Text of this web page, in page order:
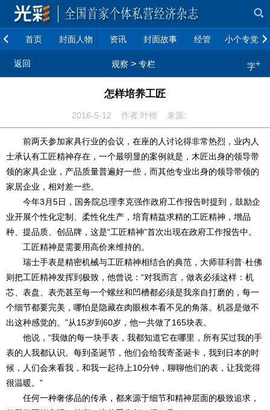
首页 封面人物 资讯 封面故事 经管 小个专党建
返回 观察 > 专栏 字+
怎样培养工匠
2016-5-12 作者:叶檀 来源:
前两天参加家具行业的会议，在座的人讨论得非常热烈，业内人
士承认有工匠精神存在，一个最明显的案例就是，木匠出身的领导带
领的家具企业，产品质量普遍好一些，而其他专业出身的领导带领的
家居企业，相对差一些。
今年3月5日，国务院总理李克强作政府工作报告时提到，鼓励企
业开展个性化定制、柔性化生产，培育精益求精的工匠精神，增品
种、提品质、创品牌，这是“工匠精神”首次出现在政府工作报告中。
工匠精神是需要用高价来维持的。
瑞士手表是精密机械与工匠精神相结合的典范，大师菲利普·杜佛
则把工匠精神发挥到极致，他曾说：“对我而言，做表必须这样：机
芯、表盘、表壳甚至每一个螺丝和凹槽都必须是我亲自打磨的，每一
个细节都要完美，哪怕是隐藏在肉眼根本看不见的角落。机器是做不
出这种感觉的。”从15岁到60岁，他一共做了165块表。
他说，“我做的每一块手表，我都知道它在哪里，所有买过我的手
表的人我都认识。每到圣诞节，他们会给我寄圣诞卡，我到日本的时
候，人们会来看我，和我一起待上10分钟，聊聊他们的表，让我觉得
很温暖。”
任何一种奢侈品的传承，都来源于细节和精神层面的极致追求，